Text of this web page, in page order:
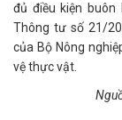
đủ điều kiện
Thông tư số 21/
của Bộ Nông
vệ thực vật.